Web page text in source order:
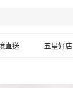
直送 五星好店